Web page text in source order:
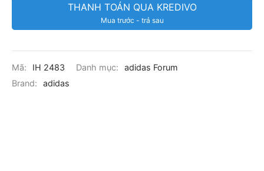
THANH TOÁN QUA KREDIVO
Mua trước - trả sau
Mã: IH 2483 Danh mục:
adidas Forum
Brand:
adidas